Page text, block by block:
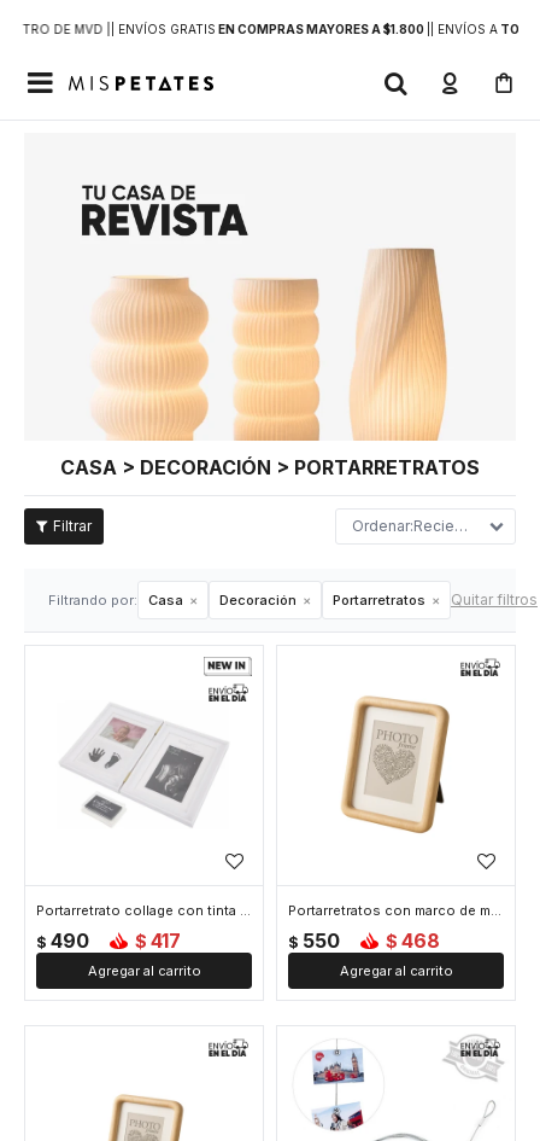
DE MVD | | ENVÍOS GRATIS EN COMPRAS MAYORES A $1.800 | ENVÍOS ATODO

CASA > DECORACIÓN > PORTARRETRATOS
Recientes
Filtrando por: Casa Decoración Portarretratos Quitar filtros
Portarretrato collage con tinta para huellas de bebé - Blanco
$ 490 $ 417
Portarretratos con marco de madera natural 28x22cm - Madera
$ 550 $ 468